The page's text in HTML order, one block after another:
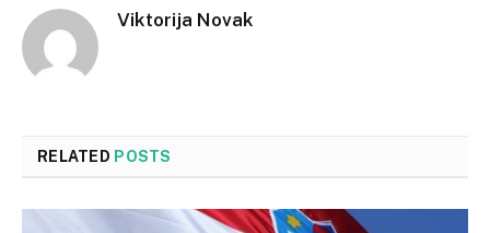
Viktorija Novak
RELATED POSTS